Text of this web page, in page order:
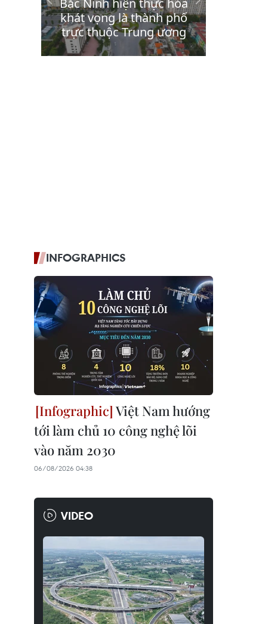
INFOGRAPHICS
Việt Nam hướng
tới làm chủ 10 công nghệ lõi
vào năm 2030
06/08/2026 04:38
VIDEO